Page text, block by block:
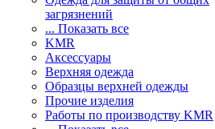
загрязнений
... Показать все
KMR
Аксессуары
Верхняя одежда
Образцы верхней одежды
Прочие изделия
Работы по производству KMR